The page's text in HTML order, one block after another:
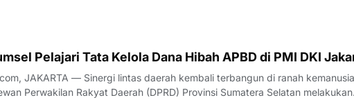
Pelajari Tata Kelola Dana Hibah APBD di PMI DKI
JAKARTA — Sinergi lintas daerah kembali terbangun di ranah
Perwakilan Rakyat Daerah (DPRD) Provinsi Sumatera Selatan melakukan